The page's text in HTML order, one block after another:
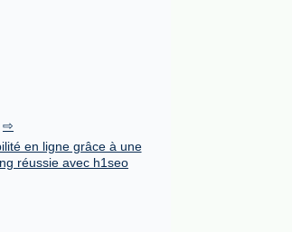
en ligne grâce à une
réussie avec h1seo